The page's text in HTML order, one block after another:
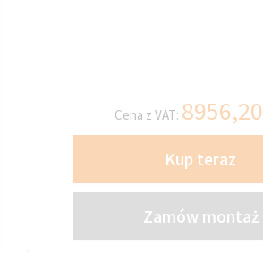
Cena z VAT: 8956,20
Kup teraz
Zamów montaż